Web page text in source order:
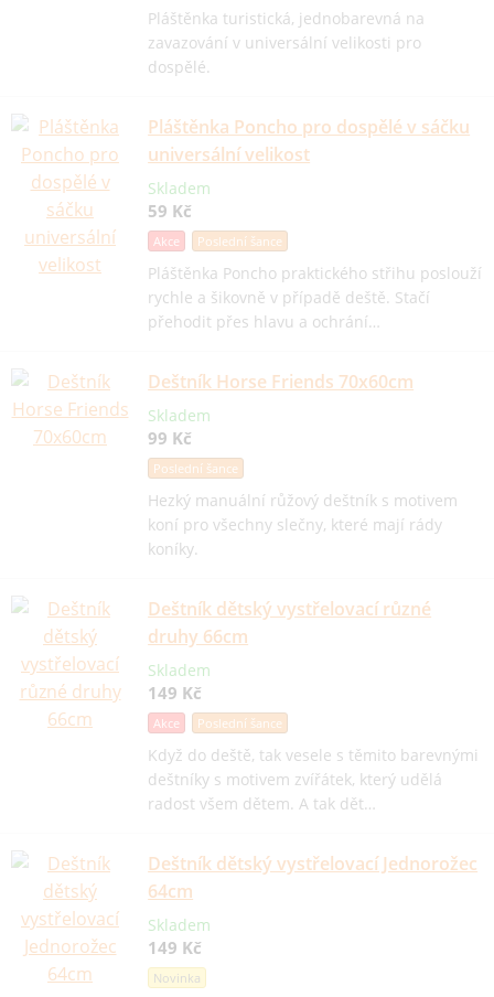
Pláštěnka turistická, jednobarevná na
zavazování v universální velikosti pro
dospělé.
Pláštěnka Poncho pro dospělé v sáčku
universální velikost
Skladem
59 Kč
Akce Poslední šance
Pláštěnka Poncho praktického střihu poslouží
rychle a šikovně v případě deště. Stačí
přehodit přes hlavu a ochrání…
Deštník Horse Friends 70x60cm
Skladem
99 Kč
Poslední šance
Hezký manuální růžový deštník s motivem
koní pro všechny slečny, které mají rády
koníky.
Deštník dětský vystřelovací různé
druhy 66cm
Skladem
149 Kč
Akce Poslední šance
Když do deště, tak vesele s těmito barevnými
deštníky s motivem zvířátek, který udělá
radost všem dětem. A tak dět…
Deštník dětský vystřelovací Jednorožec
64cm
Skladem
149 Kč
Novinka